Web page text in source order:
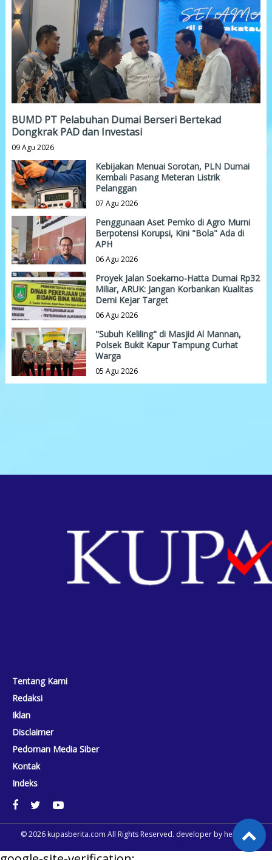
BUMD PT Pelabuhan Dumai Berseri Bertekad
Dongkrak PAD dan Investasi
09 Agu 2026
Kebijakan Menuai Sorotan, PLN Dumai
Kembali Pasang Meteran Listrik
Pelanggan
07 Agu 2026
Penggunaan Aset Pemko di Agro Murni
Berpotensi Korupsi, Kini "Bola" Ada di
APH
06 Agu 2026
Proyek Jalan Soekarno-Hatta Dumai Rp32
Miliar, ARUK: Jangan Korbankan Kualitas
Demi Kejar Target
06 Agu 2026
"Subuh Keliling" di Masjid Al Mannan,
Polsek Bukit Kapur Tampung Curhat
Warga
05 Agu 2026
Tentang Kami
Redaksi
Iklan
Disclaimer
Pedoman Media Siber
Kontak
Indeks
© 2026 kupasberita.com All Rights Reserved. developer by heriweb